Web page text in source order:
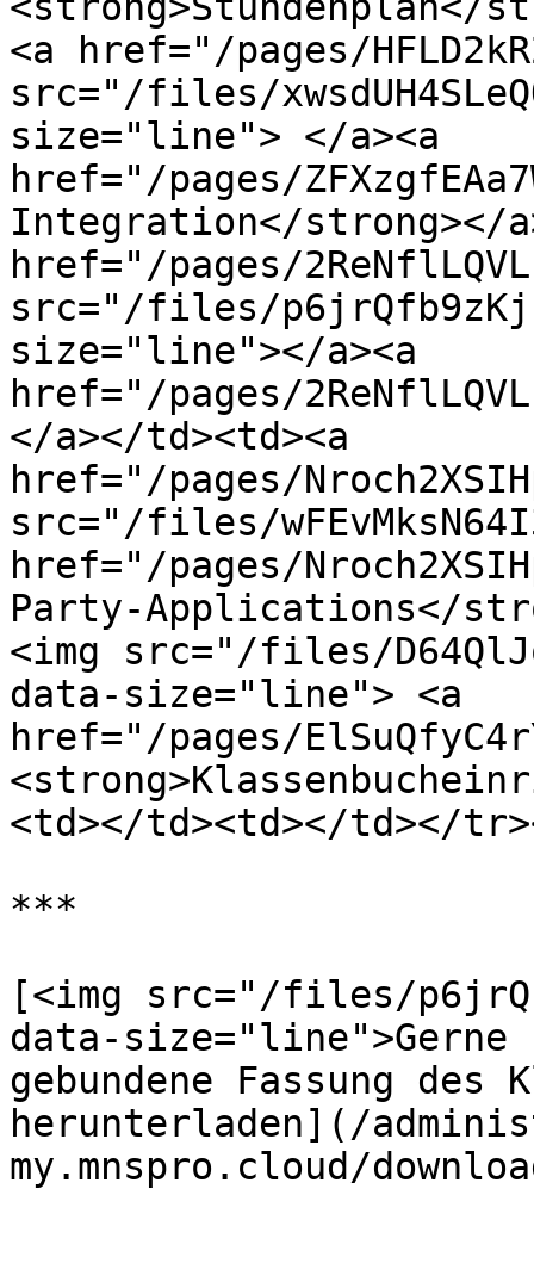
<a href="/pages/
src="/files/
size="line"> </a><a
href="/pages/
Integration</strong></
href="/pages/
src="/files/
size="line"></a><a
href="/pages/
</a></td><td><a
href="/pages/
src="/files/
href="/pages/
Party-Applications</
<img src="/files/
data-size="line"> <a
href="/pages/
<td></td><td></td></
***
[<img src="/files/
data-size="line">Gerne
gebundene Fassung des
herunterladen](/
my.mnspro.cloud/